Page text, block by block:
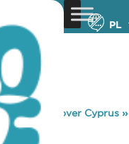
PL
Home »Discover Cyprus »